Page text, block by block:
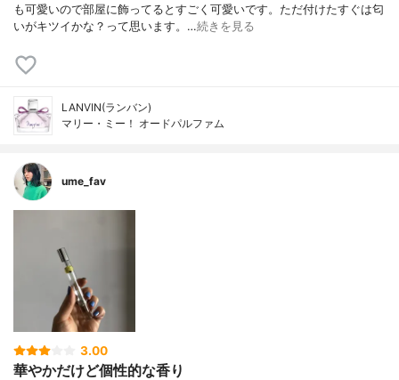
も可愛いので部屋に飾ってるとすごく可愛いです。ただ付けたすぐは匂
いがキツイかな？って思います。…続きを見る
LANVIN(ランバン)
マリー・ミー！ オードパルファム
ume_fav
3.00
華やかだけど個性的な香り